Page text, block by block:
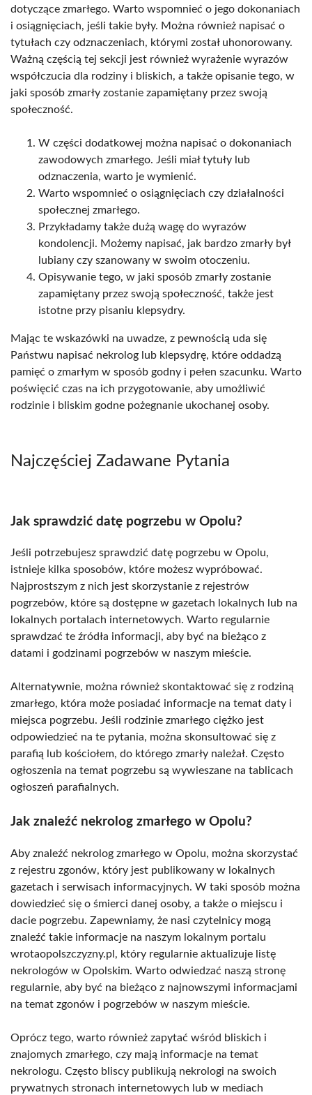
dotyczące zmarłego. Warto wspomnieć o jego dokonaniach
i osiągnięciach, jeśli takie były. Można również napisać o
tytułach czy odznaczeniach, którymi został uhonorowany.
Ważną częścią tej sekcji jest również wyrażenie wyrazów
współczucia dla rodziny i bliskich, a także opisanie tego, w
jaki sposób zmarły zostanie zapamiętany przez swoją
społeczność.
W części dodatkowej można napisać o dokonaniach
zawodowych zmarłego. Jeśli miał tytuły lub
odznaczenia, warto je wymienić.
Warto wspomnieć o osiągnięciach czy działalności
społecznej zmarłego.
Przykładamy także dużą wagę do wyrazów
kondolencji. Możemy napisać, jak bardzo zmarły był
lubiany czy szanowany w swoim otoczeniu.
Opisywanie tego, w jaki sposób zmarły zostanie
zapamiętany przez swoją społeczność, także jest
istotne przy pisaniu klepsydry.
Mając te wskazówki na uwadze, z pewnością uda się
Państwu napisać nekrolog lub klepsydrę, które oddadzą
pamięć o zmarłym w sposób godny i pełen szacunku. Warto
poświęcić czas na ich przygotowanie, aby umożliwić
rodzinie i bliskim godne pożegnanie ukochanej osoby.
Najczęściej Zadawane Pytania
Jak sprawdzić datę pogrzebu w Opolu?
Jeśli potrzebujesz sprawdzić datę pogrzebu w Opolu,
istnieje kilka sposobów, które możesz wypróbować.
Najprostszym z nich jest skorzystanie z rejestrów
pogrzebów, które są dostępne w gazetach lokalnych lub na
lokalnych portalach internetowych. Warto regularnie
sprawdzać te źródła informacji, aby być na bieżąco z
datami i godzinami pogrzebów w naszym mieście.
Alternatywnie, można również skontaktować się z rodziną
zmarłego, która może posiadać informacje na temat daty i
miejsca pogrzebu. Jeśli rodzinie zmarłego ciężko jest
odpowiedzieć na te pytania, można skonsultować się z
parafią lub kościołem, do którego zmarły należał. Często
ogłoszenia na temat pogrzebu są wywieszane na tablicach
ogłoszeń parafialnych.
Jak znaleźć nekrolog zmarłego w Opolu?
Aby znaleźć nekrolog zmarłego w Opolu, można skorzystać
z rejestru zgonów, który jest publikowany w lokalnych
gazetach i serwisach informacyjnych. W taki sposób można
dowiedzieć się o śmierci danej osoby, a także o miejscu i
dacie pogrzebu. Zapewniamy, że nasi czytelnicy mogą
znaleźć takie informacje na naszym lokalnym portalu
wrotaopolszczyzny.pl, który regularnie aktualizuje listę
nekrologów w Opolskim. Warto odwiedzać naszą stronę
regularnie, aby być na bieżąco z najnowszymi informacjami
na temat zgonów i pogrzebów w naszym mieście.
Oprócz tego, warto również zapytać wśród bliskich i
znajomych zmarłego, czy mają informacje na temat
nekrologu. Często bliscy publikują nekrologi na swoich
prywatnych stronach internetowych lub w mediach